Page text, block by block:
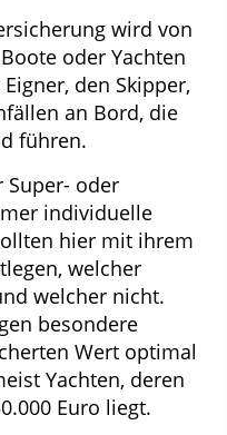
wird von
oder Yachten
den Skipper,
an Bord, die
führen.
Super- oder
individuelle
hier mit ihrem
welcher
welcher nicht.
besondere
Wert optimal
Yachten, deren
Euro liegt.